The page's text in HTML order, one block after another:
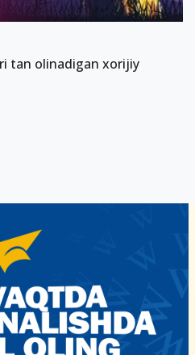
tan olinadigan xorijiy